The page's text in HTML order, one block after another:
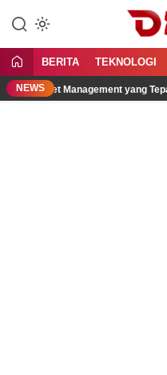
konten
Daily
Menyajikan
BERITA TEKNOLOGI
NEWS
Fleet Management yang Tepat